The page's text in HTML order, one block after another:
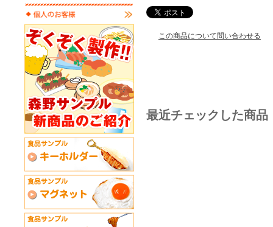
この商品について問い合わせる
最近チェックした商品